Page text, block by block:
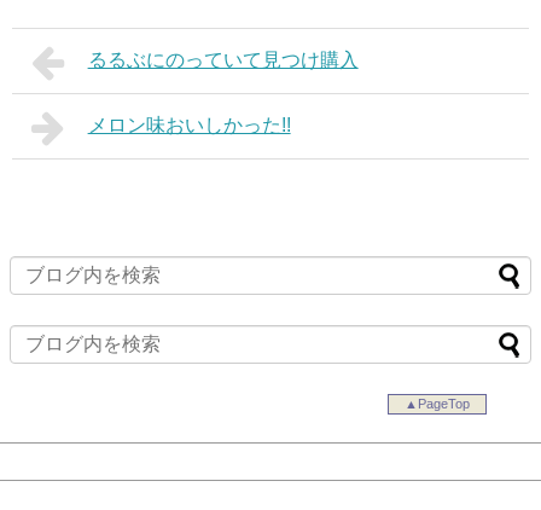
るるぶにのっていて見つけ購入
メロン味おいしかった!!
▲PageTop